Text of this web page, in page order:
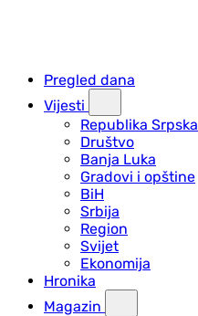
Pregled dana
Vijesti
Republika Srpska
Društvo
Banja Luka
Gradovi i opštine
BiH
Srbija
Region
Svijet
Ekonomija
Hronika
Magazin